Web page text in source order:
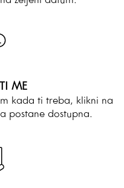
ME
kada ti treba, klikni na
postane dostupna.